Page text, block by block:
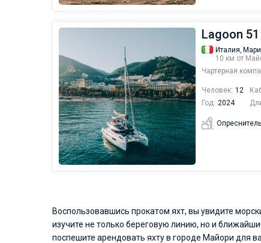
Lagoon
Италия,
10 км от
Чартерная
Человек: 12
Год: 2024
Опреснитель
Воспользовавшись прокатом яхт, вы увидите
изучите не только береговую линию, но и
поспешите арендовать яхту в городе Майори для